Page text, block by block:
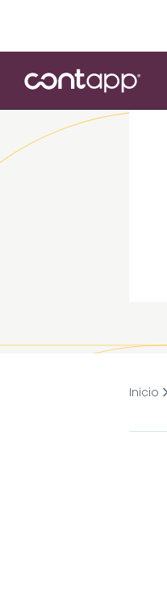
Inicio